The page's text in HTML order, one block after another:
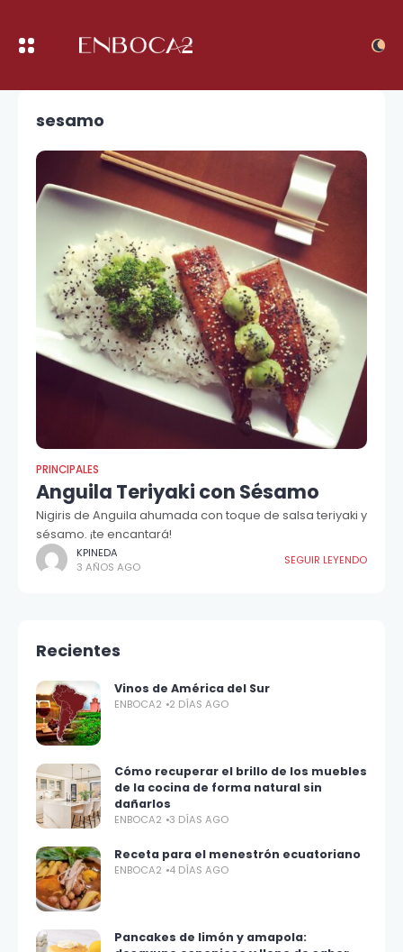
sesamo
PRINCIPALES
Anguila Teriyaki con Sésamo
Nigiris de Anguila ahumada con toque de salsa teriyaki y
sésamo. ¡te encantará!
KPINEDA
3 AÑOS AGO
SEGUIR LEYENDO
Recientes
Vinos de América del Sur
ENBOCA2 2 DÍAS AGO
Cómo recuperar el brillo de los muebles
de la cocina de forma natural sin
dañarlos
ENBOCA2 3 DÍAS AGO
Receta para el menestrón ecuatoriano
ENBOCA2 4 DÍAS AGO
Pancakes de limón y amapola: